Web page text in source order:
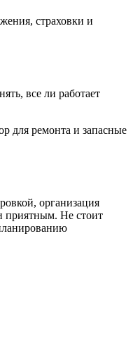
страховки и
все ли работает
для ремонта и запасные
организация
приятным. Не стоит